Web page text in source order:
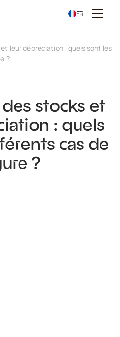
FR
leur dépréciation : quels sont les
?
stocks et
: quels
cas de
?